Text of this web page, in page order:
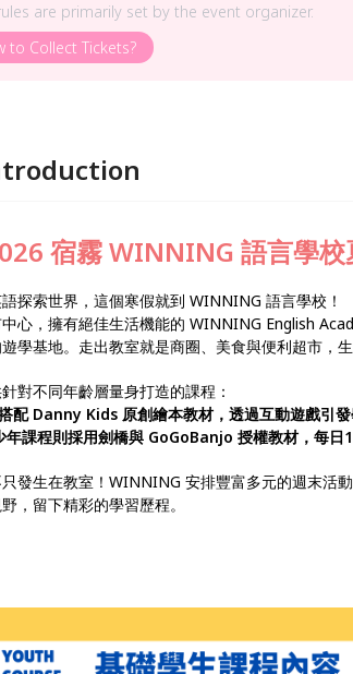
are primarily set by the event organizer.
to Collect Tickets?
宿霧 WINNING 語言學校
探索世界，這個寒假就到 WINNING 語言學校！
心，擁有絕佳生活機能的 WINNING English
學基地。走出教室就是商圈、美食與便利超市，
對不同年齡層量身打造的課程：
配 Danny Kids 原創繪本教材，透過互動遊戲引發
課程則採用劍橋與 GoGoBanjo 授權教材，每日
發生在教室！WINNING 安排豐富多元的週末活
，留下精彩的學習歷程。